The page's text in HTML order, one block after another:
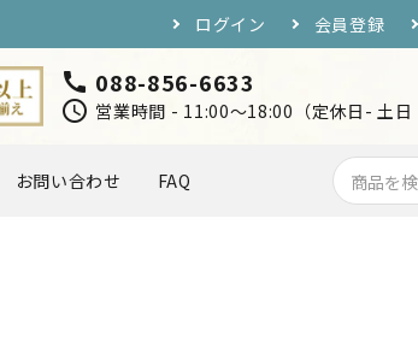
ログイン 会員登録
call 088-856-6633
schedule 営業時間 - 11:00～18:00（定休日- 土日
お問い合わせ FAQ